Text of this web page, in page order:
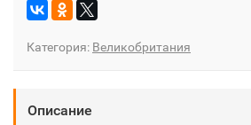
Категория: Великобритания
Описание